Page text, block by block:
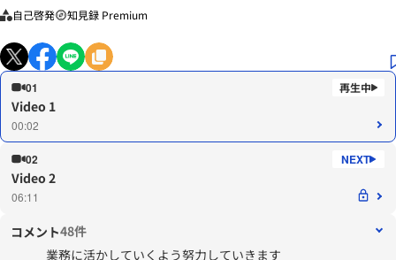
自己啓発 知見録 Premium
01
Video 1
00:02
02
Video 2
06:11
コメント48件
業務に活かしていくよう努力していきます